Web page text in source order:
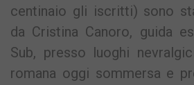
centinaio gli iscritti) sono
da Cristina Canoro, guida
Sub, presso luoghi
romana oggi sommersa e